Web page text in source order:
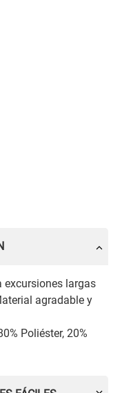
excursiones largas
agradable y
Poliéster, 20%